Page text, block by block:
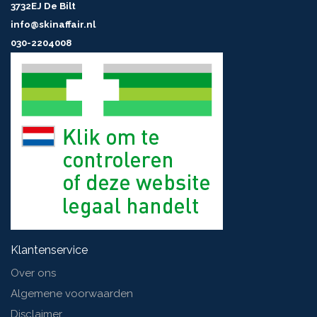
3732EJ De Bilt
info@skinaffair.nl
030-2204008
Klantenservice
Over ons
Algemene voorwaarden
Disclaimer